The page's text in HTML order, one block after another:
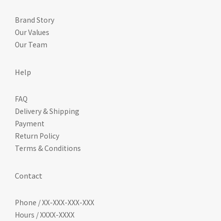
取：維持溫和使用感，兼顧爸媽長期清洗時的手部感受。無氯漂白
劑：日常清潔更溫和，適合寶寶用品清洗需求。多用途清潔：奶
瓶、奶嘴、餐具、口水巾與蔬果皆可使用。對於正在尋找「奶瓶清
手奶瓶清潔劑」的爸媽來說，Babycoccole 奶瓶餐具酵素洗淨液很
慢延伸到副食品餐具、水杯與外出小物。Babycoccole 寶貝可可麗
奶瓶餐具酵素洗淨液可用於多種日常用品清潔。奶瓶奶嘴寶寶餐具
湯匙、水杯口水巾蔬果清洗從寶寶喝奶階段，到開始吃副食品、學
習自己吃飯，都能成為家中日常清潔的溫和幫手。五、正確清洗奶
更完整。步驟 1：先拆開配件並沖洗 喝完奶後，先將奶瓶、奶嘴、
孔洞、瓶口螺紋與吸管接縫處，都是容易藏奶垢的位置。步驟 2：取
適量清潔液仔細刷洗 取適量 Babycoccole 奶瓶餐具酵素洗淨液於奶
Brand Story
Our Values
Our Team
Help
FAQ
Delivery & Shipping
Payment
Return Policy
Terms & Conditions
Contact
Phone / XX-XXX-XXX-XXX
Hours / XXXX-XXXX